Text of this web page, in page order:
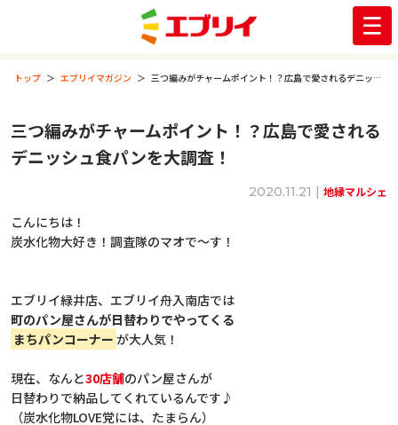
トップ エブリイマガジン 三つ編みがチャームポイント！？広島で愛されるデニッシュ食パンを大調査！
三つ編みがチャームポイント！？広島で愛される
デニッシュ食パンを大調査！
2020.11.21 | 地縁マルシェ
こんにちは！
炭水化物大好き！調査隊のマオで～す！
エブリイ緑井店、エブリイ舟入南店では
町のパン屋さんが日替わりでやってくる
まちパンコーナー が大人気！
現在、なんと30店舗のパン屋さんが
日替わりで納品してくれているんです♪
（炭水化物LOVE党には、たまらん）